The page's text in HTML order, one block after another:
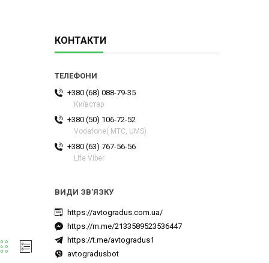
КОНТАКТИ
+380 (68) 088-79-35
Київстар
+380 (50) 106-72-52
Vodafone( МТС, UMS)
+380 (63) 767-56-56
Life Viber
https://avtogradus.com.ua/
https://m.me/2133589523536447
https://t.me/avtogradus1
avtogradusbot